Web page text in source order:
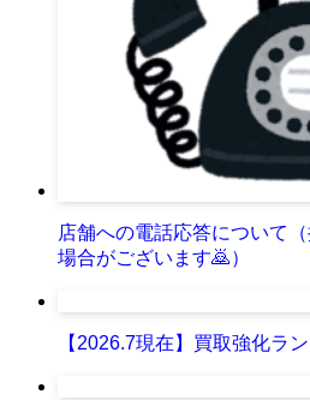
店舗への電話応答について
場合がございます🙇）
【2026.7現在】買取強化ラ